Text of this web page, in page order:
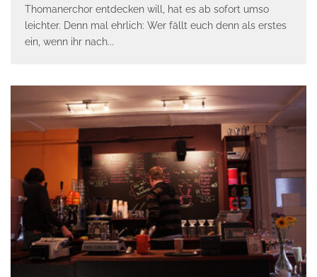
Thomanerchor entdecken will, hat es ab sofort umso
leichter. Denn mal ehrlich: Wer fällt euch denn als erstes
ein, wenn ihr nach...